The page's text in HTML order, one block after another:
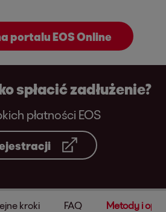
portalu EOS Online
spłacić zadłużenie?
płatności EOS
kroki FAQ Metody i